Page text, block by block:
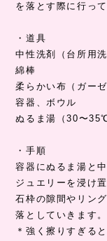
を落とす際に行っ
・道具
中性洗剤（台所用洗
綿棒
柔らかい布（ガー
容器、ボウル
ぬるま湯（30
・手順
容器にぬるま湯と
ジュエリーを浸け
石枠の隙間やリン
落としていきます。
＊強く擦りすぎる